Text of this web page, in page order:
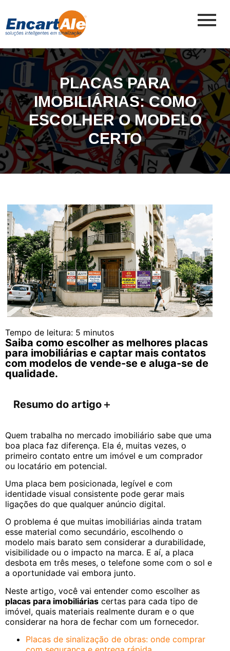
PLACAS PARA
IMOBILIÁRIAS: COMO
ESCOLHER O MODELO
CERTO
Tempo de leitura: 5 minutos
Saiba como escolher as melhores placas
para imobiliárias e captar mais contatos
com modelos de vende-se e aluga-se de
qualidade.
Resumo do artigo＋
Quem trabalha no mercado imobiliário sabe que uma
boa placa faz diferença. Ela é, muitas vezes, o
primeiro contato entre um imóvel e um comprador
ou locatário em potencial.
Uma placa bem posicionada, legível e com
identidade visual consistente pode gerar mais
ligações do que qualquer anúncio digital.
O problema é que muitas imobiliárias ainda tratam
esse material como secundário, escolhendo o
modelo mais barato sem considerar a durabilidade,
visibilidade ou o impacto na marca. E aí, a placa
desbota em três meses, o telefone some com o sol e
a oportunidade vai embora junto.
Neste artigo, você vai entender como escolher as
placas para imobiliárias certas para cada tipo de
imóvel, quais materiais realmente duram e o que
considerar na hora de fechar com um fornecedor.
Placas de sinalização de obras: onde comprar